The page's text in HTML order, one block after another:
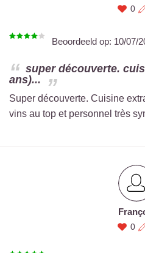
0
Beoordeeld op: 10/07/
super découverte.
ans)...
Super découverte. Cuisine
vins au top et personnel très
0